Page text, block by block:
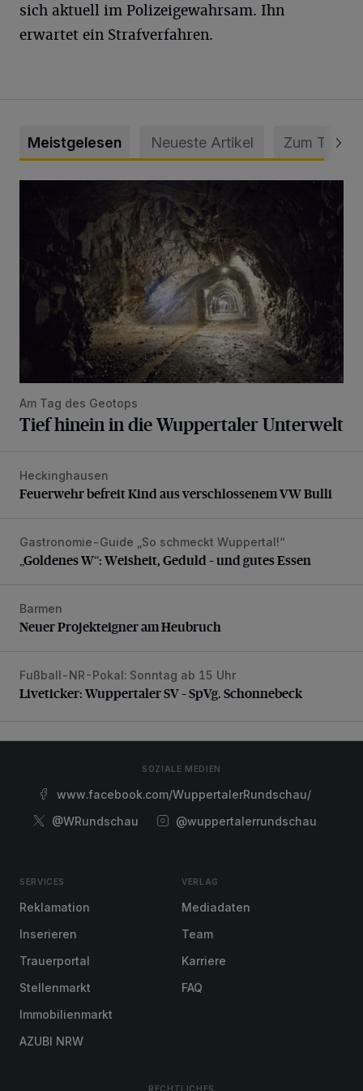
sich aktuell im Polizeigewahrsam. Ihn
erwartet ein Strafverfahren.
Meistgelesen Neueste Artikel Zum Thema
Am Tag des Geotops
Tief hinein in die Wuppertaler Unterwelt
Feuerwehr befreit Kind aus verschlossenem VW Bulli
Heckinghausen
Feuerwehr befreit Kind aus verschlossenem VW Bulli
„Goldenes W“: Weisheit, Geduld – und gutes Essen
Gastronomie-Guide „So schmeckt Wuppertal!“
„Goldenes W“: Weisheit, Geduld – und gutes Essen
Neuer Projekteigner am Heubruch
Barmen
Neuer Projekteigner am Heubruch
Liveticker: Wuppertaler SV – SpVg. Schonnebeck
Fußball-NR-Pokal: Sonntag ab 15 Uhr
Liveticker: Wuppertaler SV – SpVg. Schonnebeck
SOZIALE MEDIEN
www.facebook.com/WuppertalerRundschau/
@WRundschau
@wuppertalerrundschau
SERVICES
Reklamation
Inserieren
Trauerportal
Stellenmarkt
Immobilienmarkt
AZUBI NRW
VERLAG
Mediadaten
Team
Karriere
FAQ
RECHTLICHES